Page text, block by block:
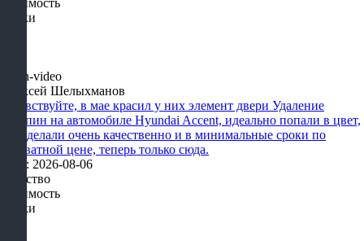
Сроки
Алексей Шелыхманов
Здравствуйте, в мае красил у них элемент двери Удаление
царапин на автомобиле Hyundai Accent, идеально попали в цвет,
все сделали очень качественно и в минимальные сроки по
адекватной цене, теперь только сюда.
Дата: 2026-08-06
Качество
Стоимость
Сроки